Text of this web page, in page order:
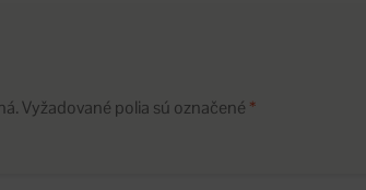
Vyžadované polia sú označené *